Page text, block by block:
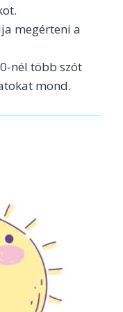
megérteni a
nél több szót
mond.